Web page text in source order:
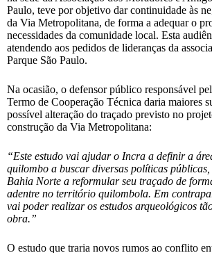
Paulo, teve por objetivo dar continuidade às
da Via Metropolitana, de forma a adequar o
necessidades da comunidade local. Esta
atendendo aos pedidos de lideranças da
Parque São Paulo.
Na ocasião, o defensor público responsável
Termo de Cooperação Técnica daria maiores
possível alteração do traçado previsto no
construção da Via Metropolitana:
“Este estudo vai ajudar o Incra a definir a
quilombo a buscar diversas políticas
Bahia Norte a reformular seu traçado de
adentre no território quilombola. Em
vai poder realizar os estudos arqueológicos
obra.”
O estudo que traria novos rumos ao conflito